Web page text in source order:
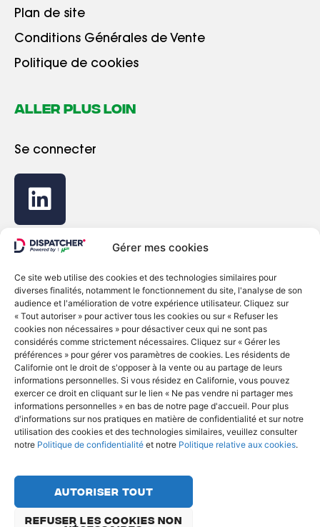
Gérer mes cookies
Ce site web utilise des cookies et des technologies similaires pour
diverses finalités, notamment le fonctionnement du site, l'analyse de son
audience et l'amélioration de votre expérience utilisateur. Cliquez sur
« Tout autoriser » pour activer tous les cookies ou sur « Refuser les
cookies non nécessaires » pour désactiver ceux qui ne sont pas
considérés comme strictement nécessaires. Cliquez sur « Gérer les
préférences » pour gérer vos paramètres de cookies. Les résidents de
Californie ont le droit de s'opposer à la vente ou au partage de leurs
informations personnelles. Si vous résidez en Californie, vous pouvez
exercer ce droit en cliquant sur le lien « Ne pas vendre ni partager mes
informations personnelles » en bas de notre page d'accueil. Pour plus
d'informations sur nos pratiques en matière de confidentialité et sur notre
utilisation des cookies et des technologies similaires, veuillez consulter
notre Politique de confidentialité et notre Politique relative aux cookies.
Autoriser tout
Refuser les cookies non
Plan de site
Conditions Générales de Vente
Politique de cookies
ALLER PLUS LOIN
Se connecter
© Copyright 2022 - Dispatcher
Politique de confidentialité
Politique relative aux cookies
Ne vendez ni ne partagez mes informations
personnelles
Français